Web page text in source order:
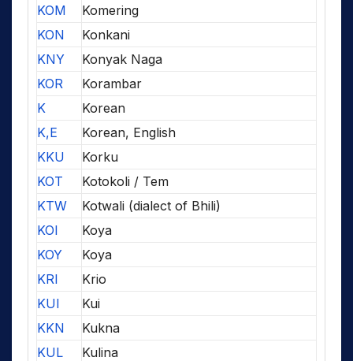
KOM
Komering
KON
Konkani
KNY
Konyak Naga
KOR
Korambar
K
Korean
K,E
Korean, English
KKU
Korku
KOT
Kotokoli / Tem
KTW
Kotwali (dialect of Bhili)
KOI
Koya
KOY
Koya
KRI
Krio
KUI
Kui
KKN
Kukna
KUL
Kulina